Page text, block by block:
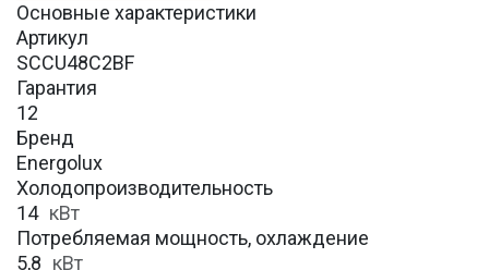
Основные характеристики
Артикул
SCCU48C2BF
Гарантия
12
Бренд
Energolux
Холодопроизводительность
14 кВт
Потребляемая мощность, охлаждение
5,8 кВт